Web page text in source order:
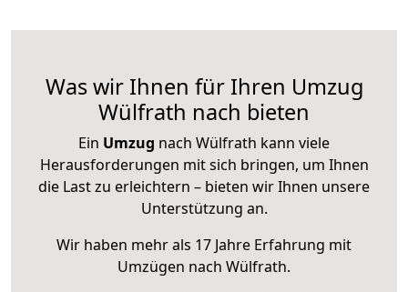
Was wir Ihnen für Ihren Umzug
Wülfrath nach bieten
Ein Umzug nach Wülfrath kann viele
Herausforderungen mit sich bringen, um Ihnen
die Last zu erleichtern – bieten wir Ihnen unsere
Unterstützung an.
Wir haben mehr als 17 Jahre Erfahrung mit
Umzügen nach Wülfrath.